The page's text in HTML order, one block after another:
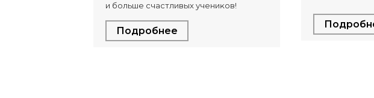
и больше счастливых учениĸов!
Подробнее